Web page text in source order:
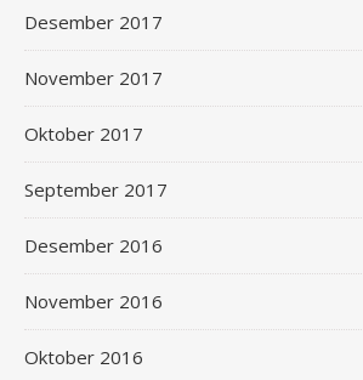
Desember 2017
November 2017
Oktober 2017
September 2017
Desember 2016
November 2016
Oktober 2016